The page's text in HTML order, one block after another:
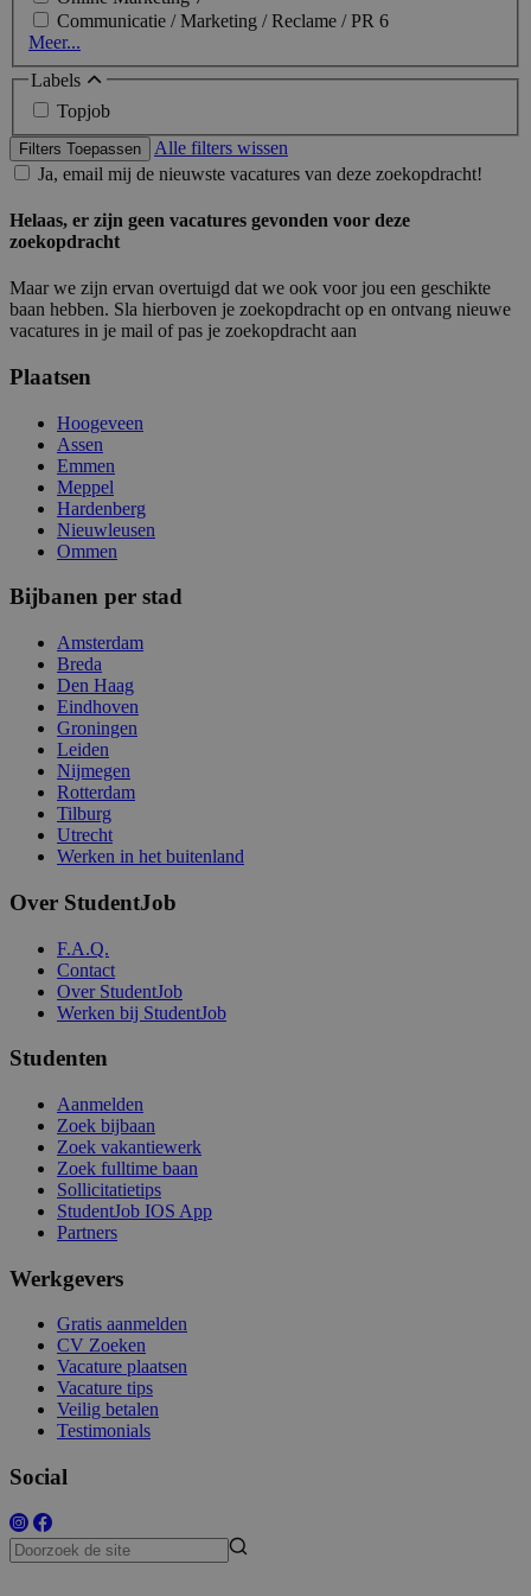
Communicatie / Marketing / Reclame / PR 6
Meer...
Labels
Topjob
Filters Toepassen
Alle filters wissen
Ja, email mij de nieuwste vacatures van deze zoekopdracht!
Helaas, er zijn geen vacatures gevonden voor deze
zoekopdracht
Maar we zijn ervan overtuigd dat we ook voor jou een geschikte
baan hebben. Sla hierboven je zoekopdracht op en ontvang nieuwe
vacatures in je mail of pas je zoekopdracht aan
Plaatsen
Hoogeveen
Assen
Emmen
Meppel
Hardenberg
Nieuwleusen
Ommen
Bijbanen per stad
Amsterdam
Breda
Den Haag
Eindhoven
Groningen
Leiden
Nijmegen
Rotterdam
Tilburg
Utrecht
Werken in het buitenland
Over StudentJob
F.A.Q.
Contact
Over StudentJob
Werken bij StudentJob
Studenten
Aanmelden
Zoek bijbaan
Zoek vakantiewerk
Zoek fulltime baan
Sollicitatietips
StudentJob IOS App
Partners
Werkgevers
Gratis aanmelden
CV Zoeken
Vacature plaatsen
Vacature tips
Veilig betalen
Testimonials
Social